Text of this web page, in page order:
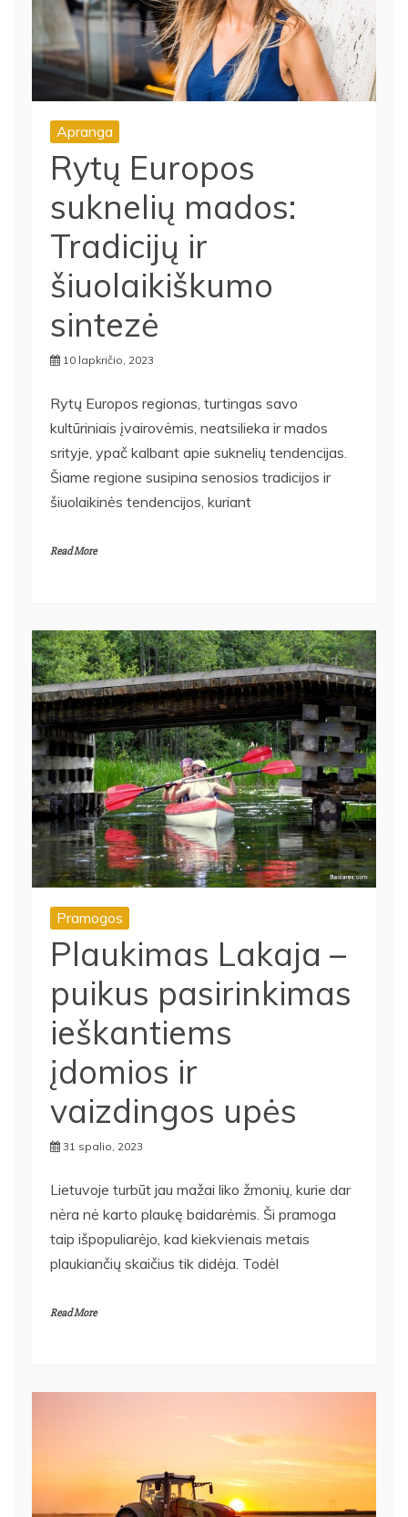
Apranga
Rytų Europos
suknelių mados:
Tradicijų ir
šiuolaikiškumo
sintezė
10 lapkričio, 2023
Rytų Europos regionas, turtingas savo
kultūriniais įvairovėmis, neatsilieka ir mados
srityje, ypač kalbant apie suknelių tendencijas.
Šiame regione susipina senosios tradicijos ir
šiuolaikinės tendencijos, kuriant
Pramogos
Plaukimas Lakaja –
puikus pasirinkimas
ieškantiems
įdomios ir
vaizdingos upės
31 spalio, 2023
Lietuvoje turbūt jau mažai liko žmonių, kurie dar
nėra nė karto plaukę baidarėmis. Ši pramoga
taip išpopuliarėjo, kad kiekvienais metais
plaukiančių skaičius tik didėja. Todėl